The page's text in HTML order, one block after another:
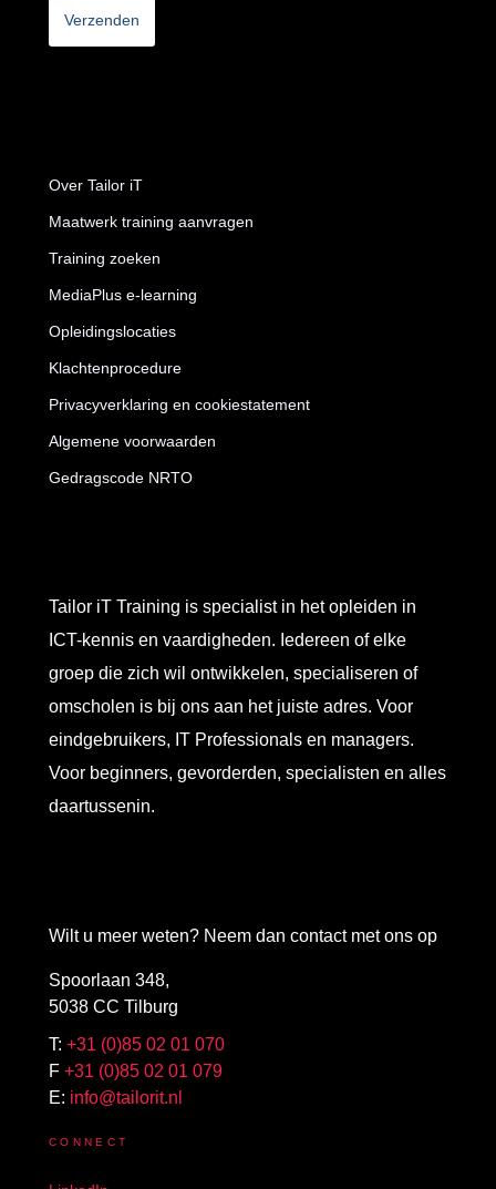
Wilt u meer weten? Neem dan contact met ons op
Spoorlaan 348,
5038 CC Tilburg
T: +31 (0)85 02 01 070
F +31 (0)85 02 01 079
E: info@tailorit.nl
CONNECT
Tailor iT Training is specialist in het opleiden in
ICT-kennis en vaardigheden. Iedereen of elke
groep die zich wil ontwikkelen, specialiseren of
omscholen is bij ons aan het juiste adres. Voor
eindgebruikers, IT Professionals en managers.
Voor beginners, gevorderden, specialisten en alles
daartussenin.
Over Tailor iT
Maatwerk training aanvragen
Training zoeken
MediaPlus e-learning
Opleidingslocaties
Klachtenprocedure
Privacyverklaring en cookiestatement
Algemene voorwaarden
Gedragscode NRTO